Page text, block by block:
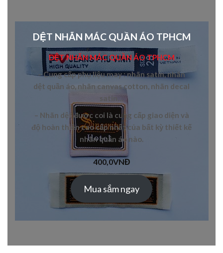
DỆT NHÃN MÁC QUẦN ÁO TPHCM
DỆT NHÃN MÁC QUẦN ÁO TPHCM
– Cung cấpphụ liệu may:nhãn satin, nhãn
dệt quần áo, nhãn canvas cotton, nhãn decal
satin
– Nhãn dệt được coi là cung cấp giao diện và
độ hoàn thiện cao cấp nhất của bất kỳ thiết kế
nhãn quần áo nào.
400,0VNĐ
Mua sắm ngay